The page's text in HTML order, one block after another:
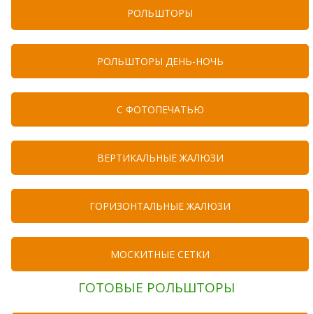
РОЛЬШТОРЫ
РОЛЬШТОРЫ ДЕНЬ-НОЧЬ
C ФОТОПЕЧАТЬЮ
ВЕРТИКАЛЬНЫЕ ЖАЛЮЗИ
ГОРИЗОНТАЛЬНЫЕ ЖАЛЮЗИ
МОСКИТНЫЕ СЕТКИ
ГОТОВЫЕ РОЛЬШТОРЫ